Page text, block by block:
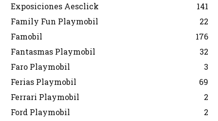
Exposiciones Aesclick
141
Family Fun Playmobil
22
Famobil
176
Fantasmas Playmobil
32
Faro Playmobil
3
Ferias Playmobil
69
Ferrari Playmobil
2
Ford Playmobil
2